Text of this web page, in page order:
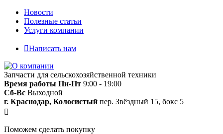
Новости
Полезные статьи
Услуги компании
Написать нам
Запчасти для сельскохозяйственной техники
Время работы Пн-Пт 9:00 - 19:00
Сб-Вс Выходной
г. Краснодар, Колосистый пер. Звёздный 15, бокс 5
Поможем сделать покупку